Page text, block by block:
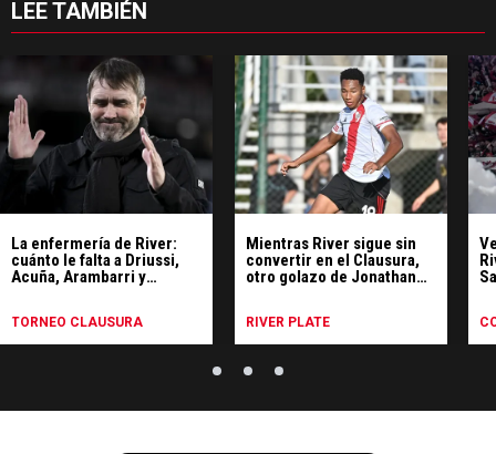
LEE TAMBIÉN
La enfermería de River:
cuánto le falta a Driussi,
Acuña, Arambarri y
TORNEO CLAUSURA
Mientras River sigue sin
convertir en el Clausura,
otro golazo de Jonathan
RIVER PLATE